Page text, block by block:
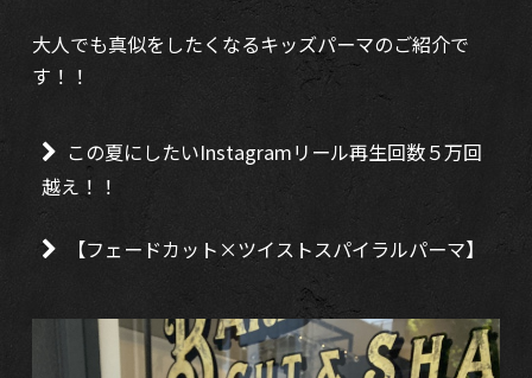
大人でも真似をしたくなるキッズパーマのご紹介で
す！！
この夏にしたいInstagramリール再生回数５万回
越え！！
【フェードカット×ツイストスパイラルパーマ】